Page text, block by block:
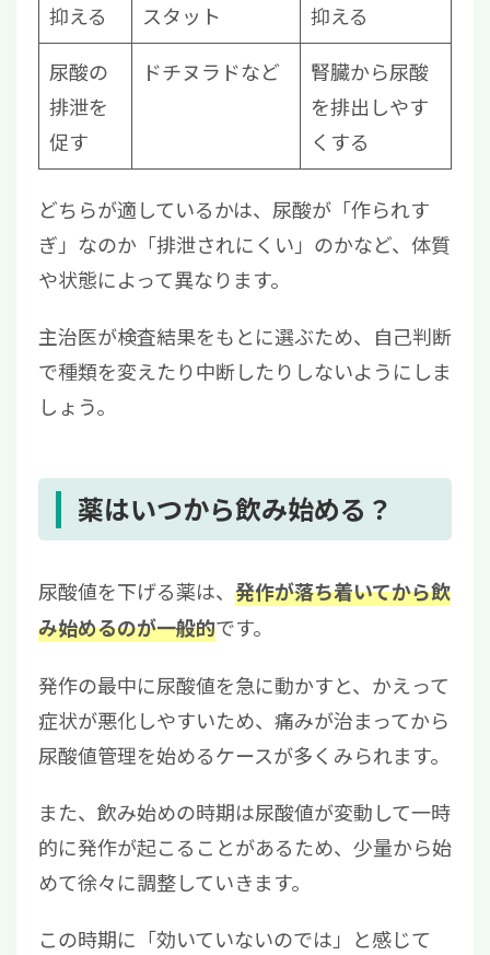
抑える
スタット
抑える
尿酸の
排泄を
促す
ドチヌラドなど
腎臓から尿酸
を排出しやす
くする
どちらが適しているかは、尿酸が「作られす
ぎ」なのか「排泄されにくい」のかなど、体質
や状態によって異なります。
主治医が検査結果をもとに選ぶため、自己判断
で種類を変えたり中断したりしないようにしま
しょう。
薬はいつから飲み始める？
尿酸値を下げる薬は、 発作が落ち着いてから飲
み始めるのが一般的です。
発作の最中に尿酸値を急に動かすと、かえって
症状が悪化しやすいため、痛みが治まってから
尿酸値管理を始めるケースが多くみられます。
また、飲み始めの時期は尿酸値が変動して一時
的に発作が起こることがあるため、少量から始
めて徐々に調整していきます。
この時期に「効いていないのでは」と感じて